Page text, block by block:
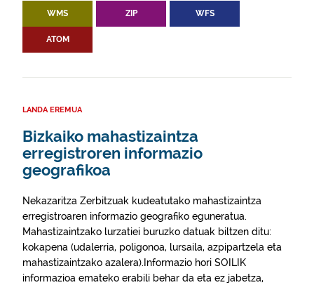
WMS ZIP WFS
ATOM
LANDA EREMUA
Bizkaiko mahastizaintza
erregistroren informazio
geografikoa
Nekazaritza Zerbitzuak kudeatutako mahastizaintza
erregistroaren informazio geografiko eguneratua.
Mahastizaintzako lurzatiei buruzko datuak biltzen ditu:
kokapena (udalerria, poligonoa, lursaila, azpipartzela eta
mahastizaintzako azalera).Informazio hori SOILIK
informazioa emateko erabili behar da eta ez jabetza,